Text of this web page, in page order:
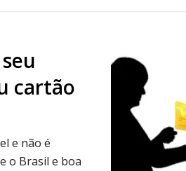
cartão
e não é
o Brasil e boa